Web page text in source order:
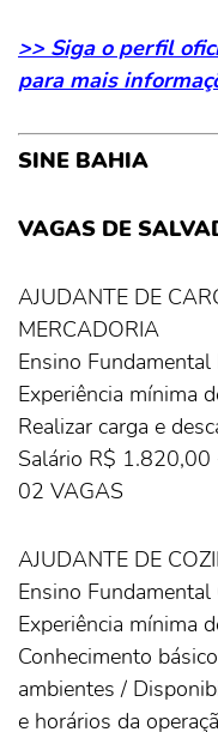
>> Siga o perfil
para mais
SINE BAHIA
VAGAS DE
AJUDANTE DE
MERCADORIA
Ensino
Experiência mínima
Realizar carga e
Salário R$ 1.820,00
02 VAGAS
AJUDANTE DE
Ensino
Experiência mínima
Conhecimento
ambientes /
e horários da